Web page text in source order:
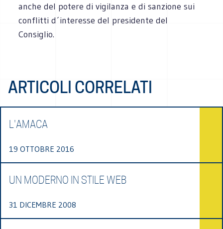
anche del potere di vigilanza e di sanzione sui
conflitti d´interesse del presidente del
Consiglio.
ARTICOLI CORRELATI
L'AMACA
19 OTTOBRE 2016
UN MODERNO IN STILE WEB
31 DICEMBRE 2008